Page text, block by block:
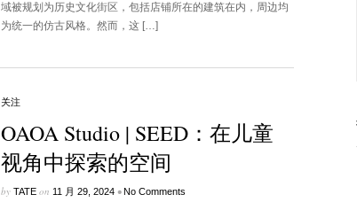
域被规划为历史文化街区，包括店铺所在的建筑在内，周边均
为统一的仿古风格。然而，这 […]
关注
OAOA Studio | SEED：在儿童
视角中探索的空间
by TATEon 11 月 29, 2024 •No Comments